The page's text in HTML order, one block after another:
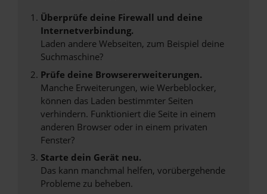
Überprüfe deine Firewall und deine
Internetverbindung.
Laden andere Webseiten, zum Beispiel deine
Suchmaschine?
Prüfe deine Browsererweiterungen.
Manche Erweiterungen, wie Werbeblocker,
können das Laden bestimmter Seiten
verhindern. Funktioniert die Seite in einem
anderen Browser oder in einem privaten
Fenster?
Starte dein Gerät neu.
Das kann manchmal helfen, vorübergehende
Probleme zu beheben.